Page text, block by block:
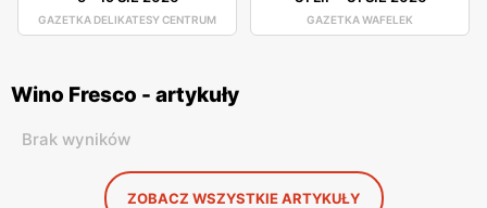
GAZETKA DELIKATESY CENTRUM GAZETKA WAFELEK
Wino Fresco - artykuły
Brak wyników
ZOBACZ WSZYSTKIE ARTYKUŁY